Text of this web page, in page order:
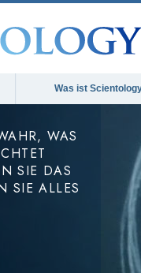
Was ist
WAS
SIE DAS
SIE ALLES